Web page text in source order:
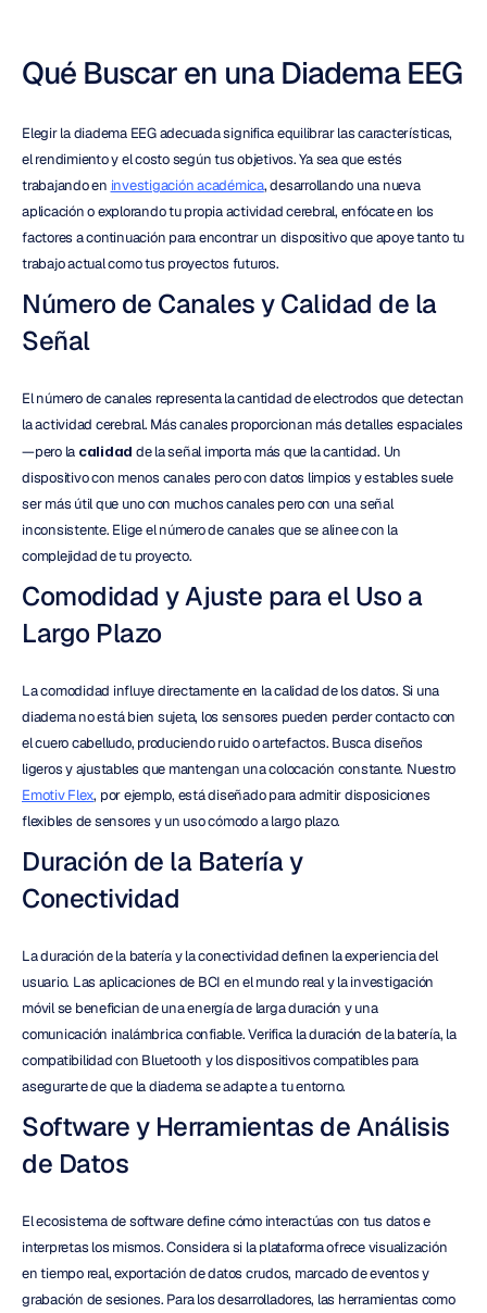
Qué Buscar en una Diadema EEG
Elegir la diadema EEG adecuada significa equilibrar las características,
el rendimiento y el costo según tus objetivos. Ya sea que estés
trabajando en investigación académica, desarrollando una nueva
aplicación o explorando tu propia actividad cerebral, enfócate en los
factores a continuación para encontrar un dispositivo que apoye tanto tu
trabajo actual como tus proyectos futuros.
Número de Canales y Calidad de la
Señal
El número de canales representa la cantidad de electrodos que detectan
la actividad cerebral. Más canales proporcionan más detalles espaciales
—pero la calidad de la señal importa más que la cantidad. Un
dispositivo con menos canales pero con datos limpios y estables suele
ser más útil que uno con muchos canales pero con una señal
inconsistente. Elige el número de canales que se alinee con la
complejidad de tu proyecto.
Comodidad y Ajuste para el Uso a
Largo Plazo
La comodidad influye directamente en la calidad de los datos. Si una
diadema no está bien sujeta, los sensores pueden perder contacto con
el cuero cabelludo, produciendo ruido o artefactos. Busca diseños
Emotiv Flex, por ejemplo, está diseñado para admitir disposiciones
flexibles de sensores y un uso cómodo a largo plazo.
Duración de la Batería y
Conectividad
La duración de la batería y la conectividad definen la experiencia del
usuario. Las aplicaciones de BCI en el mundo real y la investigación
móvil se benefician de una energía de larga duración y una
comunicación inalámbrica confiable. Verifica la duración de la batería, la
compatibilidad con Bluetooth y los dispositivos compatibles para
asegurarte de que la diadema se adapte a tu entorno.
Software y Herramientas de Análisis
de Datos
El ecosistema de software define cómo interactúas con tus datos e
interpretas los mismos. Considera si la plataforma ofrece visualización
en tiempo real, exportación de datos crudos, marcado de eventos y
grabación de sesiones. Para los desarrolladores, las herramientas como